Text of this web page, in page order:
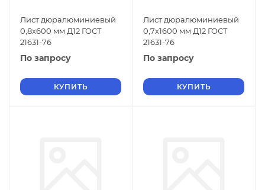
Лист дюралюминиевый
0,8х600 мм Д12 ГОСТ
21631-76
По запросу
КУПИТЬ
Лист дюралюминиевый
0,7х1600 мм Д12 ГОСТ
21631-76
По запросу
КУПИТЬ